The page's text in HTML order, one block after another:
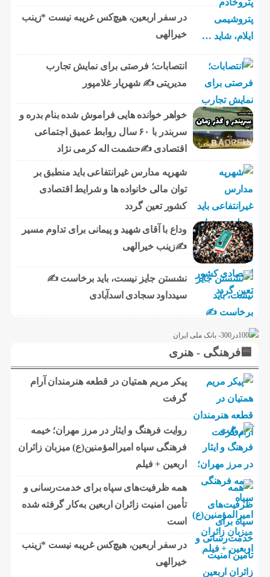
در سفر اربعین، هیچ‌کس غریبه نیست *زینب
خیرالهی
انتصابات؛ فرصتی برای نمایش تجارب
مدیریتی ✍ شهریار غلامپور
خواهر خوانده هایی فراموش شده بنام بدره و
سربندر با ۶۰ سال روابط عمیق اجتماعی
اقتصادی ✍حشمت اله کرمی نژاد
شهریه مدارس غیرانتفاعی باید منطبق بر
توان مالی خانواده ها و شرایط اقتصادی
کشور تعین گردد
وداع با آقای شهید و پیمانی برای تداوم مسیر
✍زینب خیرالهی
نشستن جایز نیست، باید برخاست ✍️
سیدداود سجادی اسدآبادی
🟦فرهنگی - هنری
پیکر مریم همتیان در قطعه هنرمندان آرام
گرفت
روایت فرهنگ و ایثار در مرز مهران؛ خیمه
فرهنگی سپاه امیرالمؤمنین(ع) میزبان زائران
اربعین + فیلم
همه ظرفیت‌های سپاه برای خدمت‌رسانی و
تأمین امنیت زائران اربعین به‌کار گرفته شده
است
در سفر اربعین، هیچ‌کس غریبه نیست *زینب
خیرالهی